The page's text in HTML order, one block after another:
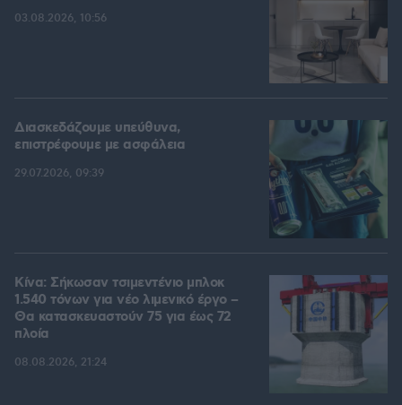
03.08.2026, 10:56
Διασκεδάζουμε υπεύθυνα,
επιστρέφουμε με ασφάλεια
29.07.2026, 09:39
Κίνα: Σήκωσαν τσιμεντένιο μπλοκ
1.540 τόνων για νέο λιμενικό έργο –
Θα κατασκευαστούν 75 για έως 72
πλοία
08.08.2026, 21:24